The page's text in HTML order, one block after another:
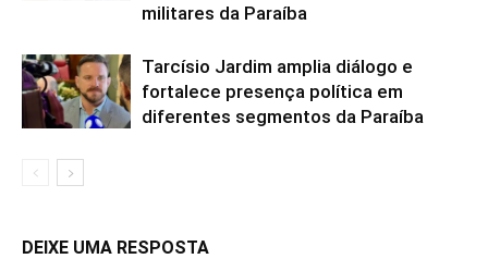
militares da Paraíba
Tarcísio Jardim amplia diálogo e
fortalece presença política em
diferentes segmentos da Paraíba
DEIXE UMA RESPOSTA